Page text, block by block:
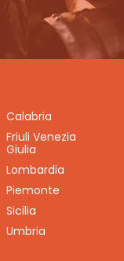
Calabria
Friuli Venezia
Giulia
Lombardia
Piemonte
Sicilia
Umbria